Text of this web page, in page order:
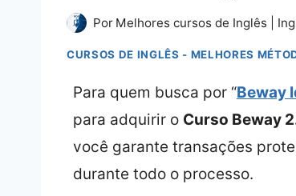
Por Melhores cursos de Inglês |
CURSOS DE INGLÊS - MELHORES
Para quem busca por “Beway
para adquirir o Curso Beway
você garante transações
durante todo o processo.